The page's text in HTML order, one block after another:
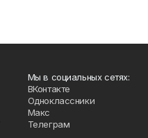
Мы в социальных сетях:
ВКонтакте
Одноклассники
Макс
Телеграм